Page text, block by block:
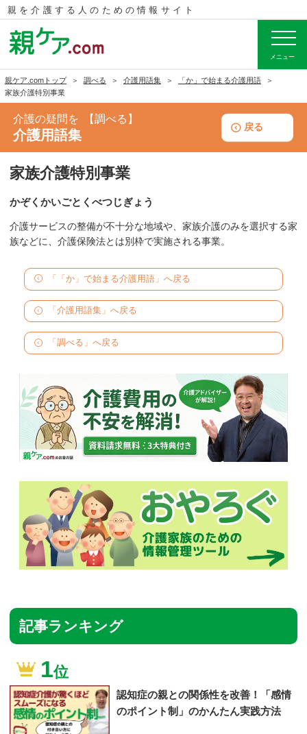
親を介護する人のための情報サイト
メニュー
親ケア.comトップ 調べる 介護用語集
「か」で始まる介護用語
家族介護特別事業
介護の疑問を 調べる
介護用語集
戻る
家族介護特別事業
かぞくかいごとくべつじぎょう
介護サービスの整備が不十分な地域や、家族介護のみを選択する家
族などに、介護保険法とは別枠で実施される事業。
「「か」で始まる介護用語」へ戻る
「介護用語集」へ戻る
「調べる」へ戻る
記事ランキング
1位
認知症の親との関係性を改善！「感情
のポイント制」のかんたん実践方法